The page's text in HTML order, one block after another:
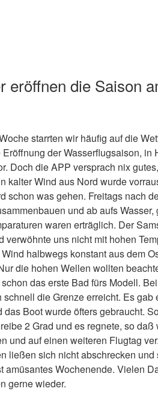
eröffnen die Saison
starrten wir häufig auf die
der Wasserflugsaison, in
Doch die APP versprach nix
kalter Wind aus Nord wurde
schon was gehen. Freitags nach
und ab aufs
waren erträglich. Der
verwöhnte uns nicht mit hohen
halbwegs konstant aus dem
die hohen Wellen wollten
das erste Bad fürs Modell.
die Grenze erreicht. Es gab
das Boot wurde öfters gebraucht.
2 Grad und es regnete, so daß
und auf einen weiteren Flugtag
ließen sich nicht abschrecken und
amüsantes Wochenende. Vielen
gerne wieder.